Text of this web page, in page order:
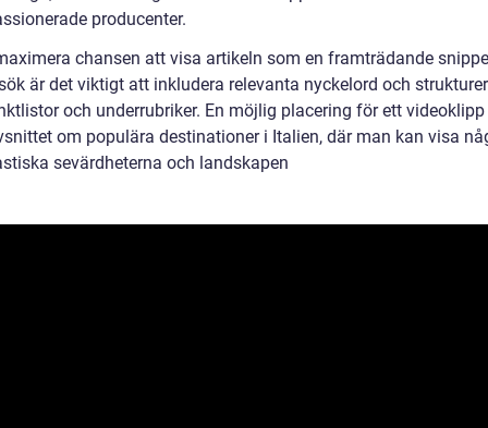
producenter.
chansen att visa artikeln som en framträdande
är det viktigt att inkludera relevanta nyckelord och
och underrubriker. En möjlig placering för ett
om populära destinationer i Italien, där man kan visa
sevärdheterna och landskapen